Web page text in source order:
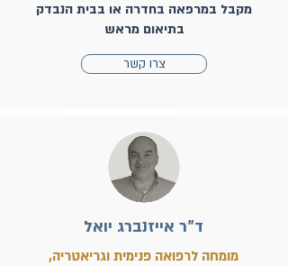
מקבל במרפאה בחדרה או בבית הנבדק
בתיאום מראש
צרו קשר
ד"ר אייזנברג יואל
מומחה לרפואה פנימית וגריאטריה,